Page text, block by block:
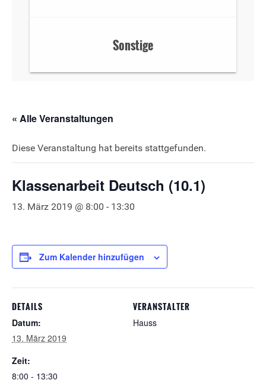
Sonstige
« Alle Veranstaltungen
Diese Veranstaltung hat bereits stattgefunden.
Klassenarbeit Deutsch (10.1)
13. März 2019 @ 8:00 - 13:30
Zum Kalender hinzufügen
DETAILS
Datum:
13. März 2019
Zeit:
8:00 - 13:30
VERANSTALTER
Hauss